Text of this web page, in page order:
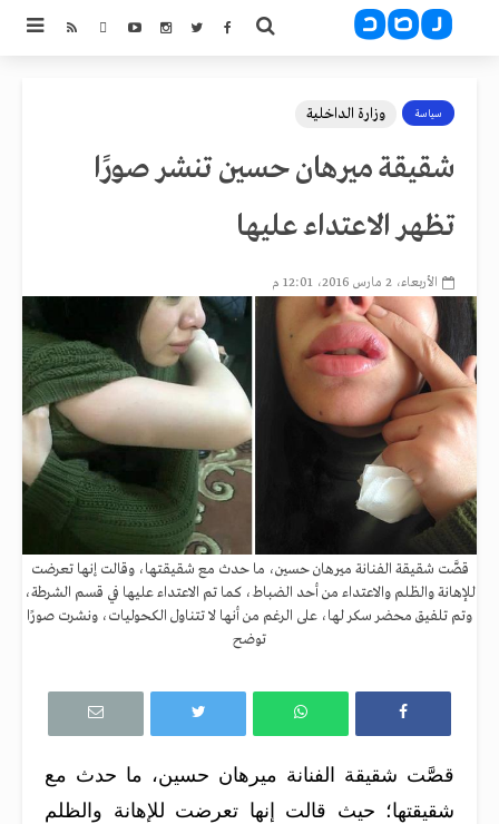
سياسة وزارة الداخلية
شقيقة ميرهان حسين تنشر صورًا
تظهر الاعتداء عليها
الأربعاء، 2 مارس 2016، 12:01 م
قصَّت شقيقة الفنانة ميرهان حسين، ما حدث مع شقيقتها، وقالت إنها تعرضت
للإهانة والظلم والاعتداء من أحد الضباط، كما تم الاعتداء عليها في قسم الشرطة،
وتم تلفيق محضر سكر لها، على الرغم من أنها لا تتناول الكحوليات، ونشرت صورًا
توضح
قصَّت شقيقة الفنانة ميرهان حسين، ما حدث مع
شقيقتها؛ حيث قالت إنها تعرضت للإهانة والظلم